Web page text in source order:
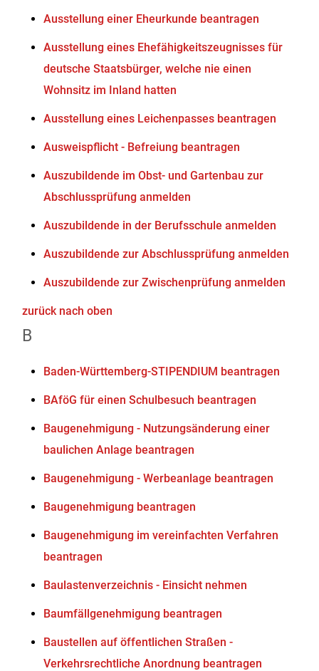
Ausstellung einer Eheurkunde beantragen
Ausstellung eines Ehefähigkeitszeugnisses für
deutsche Staatsbürger, welche nie einen
Wohnsitz im Inland hatten
Ausstellung eines Leichenpasses beantragen
Ausweispflicht - Befreiung beantragen
Auszubildende im Obst- und Gartenbau zur
Abschlussprüfung anmelden
Auszubildende in der Berufsschule anmelden
Auszubildende zur Abschlussprüfung anmelden
Auszubildende zur Zwischenprüfung anmelden
zurück nach oben
B
Baden-Württemberg-STIPENDIUM beantragen
BAföG für einen Schulbesuch beantragen
Baugenehmigung - Nutzungsänderung einer
baulichen Anlage beantragen
Baugenehmigung - Werbeanlage beantragen
Baugenehmigung beantragen
Baugenehmigung im vereinfachten Verfahren
beantragen
Baulastenverzeichnis - Einsicht nehmen
Baumfällgenehmigung beantragen
Baustellen auf öffentlichen Straßen -
Verkehrsrechtliche Anordnung beantragen